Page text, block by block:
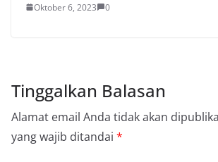
Oktober 6, 2023 0
Tinggalkan Balasan
Alamat email Anda tidak akan
yang wajib ditandai *